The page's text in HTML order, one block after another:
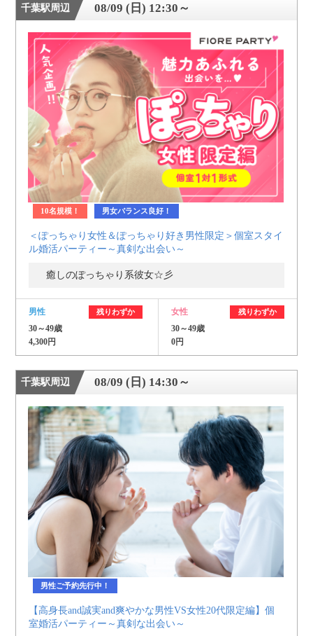
PR
約1,300店の中から
おすすめの優良結婚相談所をご紹介
個人情報保護のため
プライバシーマークを取得しております
千葉駅周辺 08/09 (日) 12:30～
10名規模！ 男女バランス良好！
＜ぽっちゃり女性＆ぽっちゃり好き男性限定＞個室スタイ
ル婚活パーティー～真剣な出会い～
癒しのぽっちゃり系彼女☆彡
男性 残りわずか
30～49歳
4,300円
女性 残りわずか
30～49歳
0円
千葉駅周辺 08/09 (日) 14:30～
男性ご予約先行中！
【高身長and誠実and爽やかな男性VS女性20代限定編】個
室婚活パーティー～真剣な出会い～